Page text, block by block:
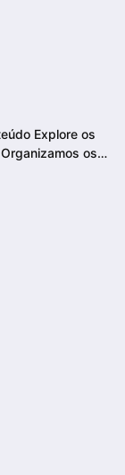
Explore os
os…